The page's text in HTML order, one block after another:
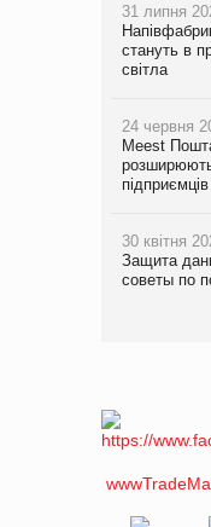
31 липня
стануть в
світла
24 червня
Meest
підприємців
30 квітня
Защита
советы по